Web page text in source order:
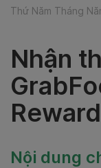
Thứ Năm Tháng
Nhận
Nội dung